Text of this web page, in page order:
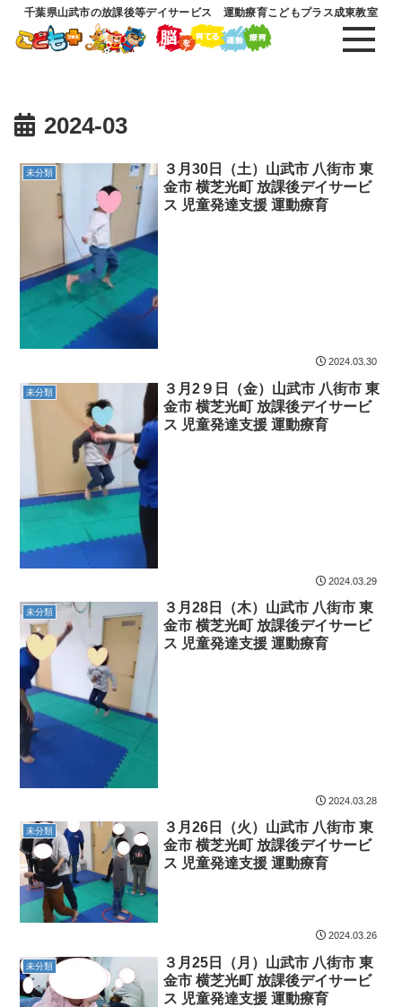
千葉県山武市の放課後等デイサービス 運動療育こどもプラス成東教室
2024-03
未分類
３月30日（土）山武市 八街市 東
金市 横芝光町 放課後デイサービ
ス 児童発達支援 運動療育
2024.03.30
未分類
３月2９日（金）山武市 八街市 東
金市 横芝光町 放課後デイサービ
ス 児童発達支援 運動療育
2024.03.29
未分類
３月28日（木）山武市 八街市 東
金市 横芝光町 放課後デイサービ
ス 児童発達支援 運動療育
2024.03.28
未分類
３月26日（火）山武市 八街市 東
金市 横芝光町 放課後デイサービ
ス 児童発達支援 運動療育
2024.03.26
未分類
３月25日（月）山武市 八街市 東
金市 横芝光町 放課後デイサービ
ス 児童発達支援 運動療育